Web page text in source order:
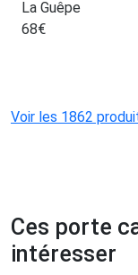
La Guêpe
68€
Voir les 1862
Ces porte
intéresser